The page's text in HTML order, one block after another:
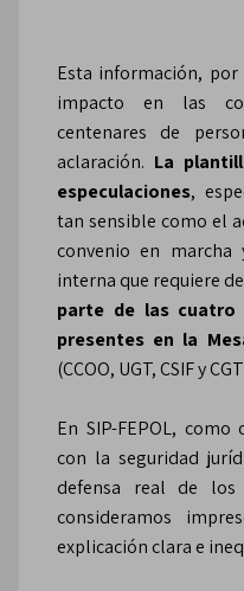
Esta información,
impacto en las
centenares de
aclaración. La
especulaciones,
tan sensible como el
convenio en
interna que requiere de
parte de las cuatro
presentes en la
(CCOO, UGT, CSIF y
En SIP-FEPOL,
con la seguridad
defensa real de
consideramos
explicación clara e